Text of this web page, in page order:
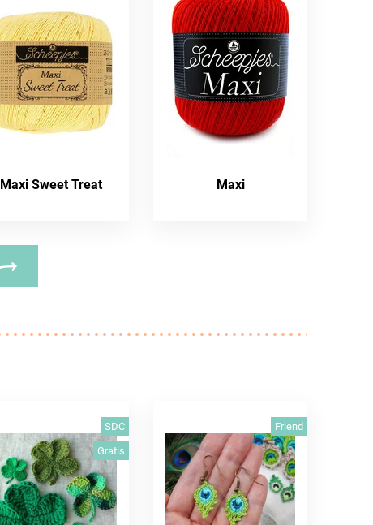
Maxi Sweet Treat Maxi
SDC
Gratis
Friend